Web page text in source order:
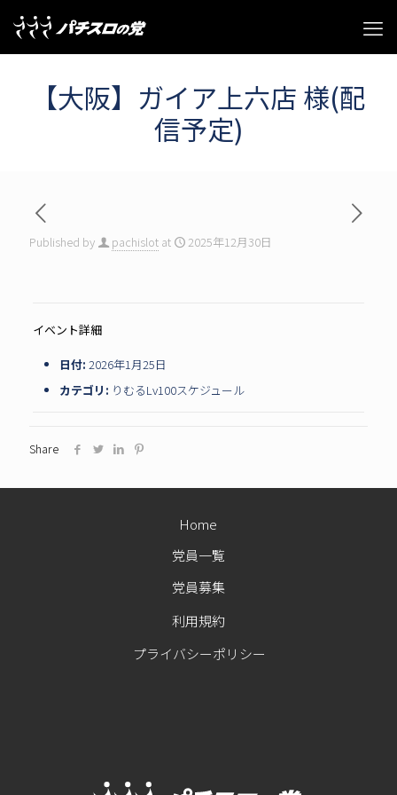
【大阪】ガイア上六店 様(配
信予定)
Published by pachislot at 2025年12月30日
イベント詳細
日付: 2026年1月25日
カテゴリ: りむるLv100スケジュール
Share
党員一覧
党員募集
利用規約
Home
プライバシーポリシー